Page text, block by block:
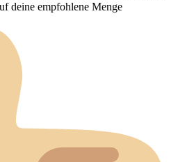
deine empfohlene Menge